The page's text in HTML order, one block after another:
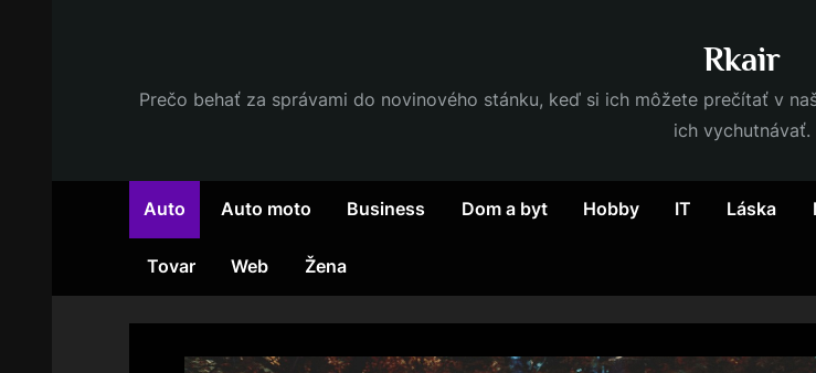
Rkair
Prečo behať za správami do novinového stánku, keď si ich môžete prečítať v
ich vychutnávať.
Auto Auto moto Business Dom a byt Hobby IT Láska
Tovar Web Žena